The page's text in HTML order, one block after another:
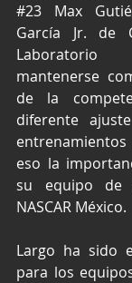
#23 Max
García Jr. de
Laboratorio
mantenerse
de la
diferente
eso la
su equipo de
NASCAR México.
Largo ha sido
para los